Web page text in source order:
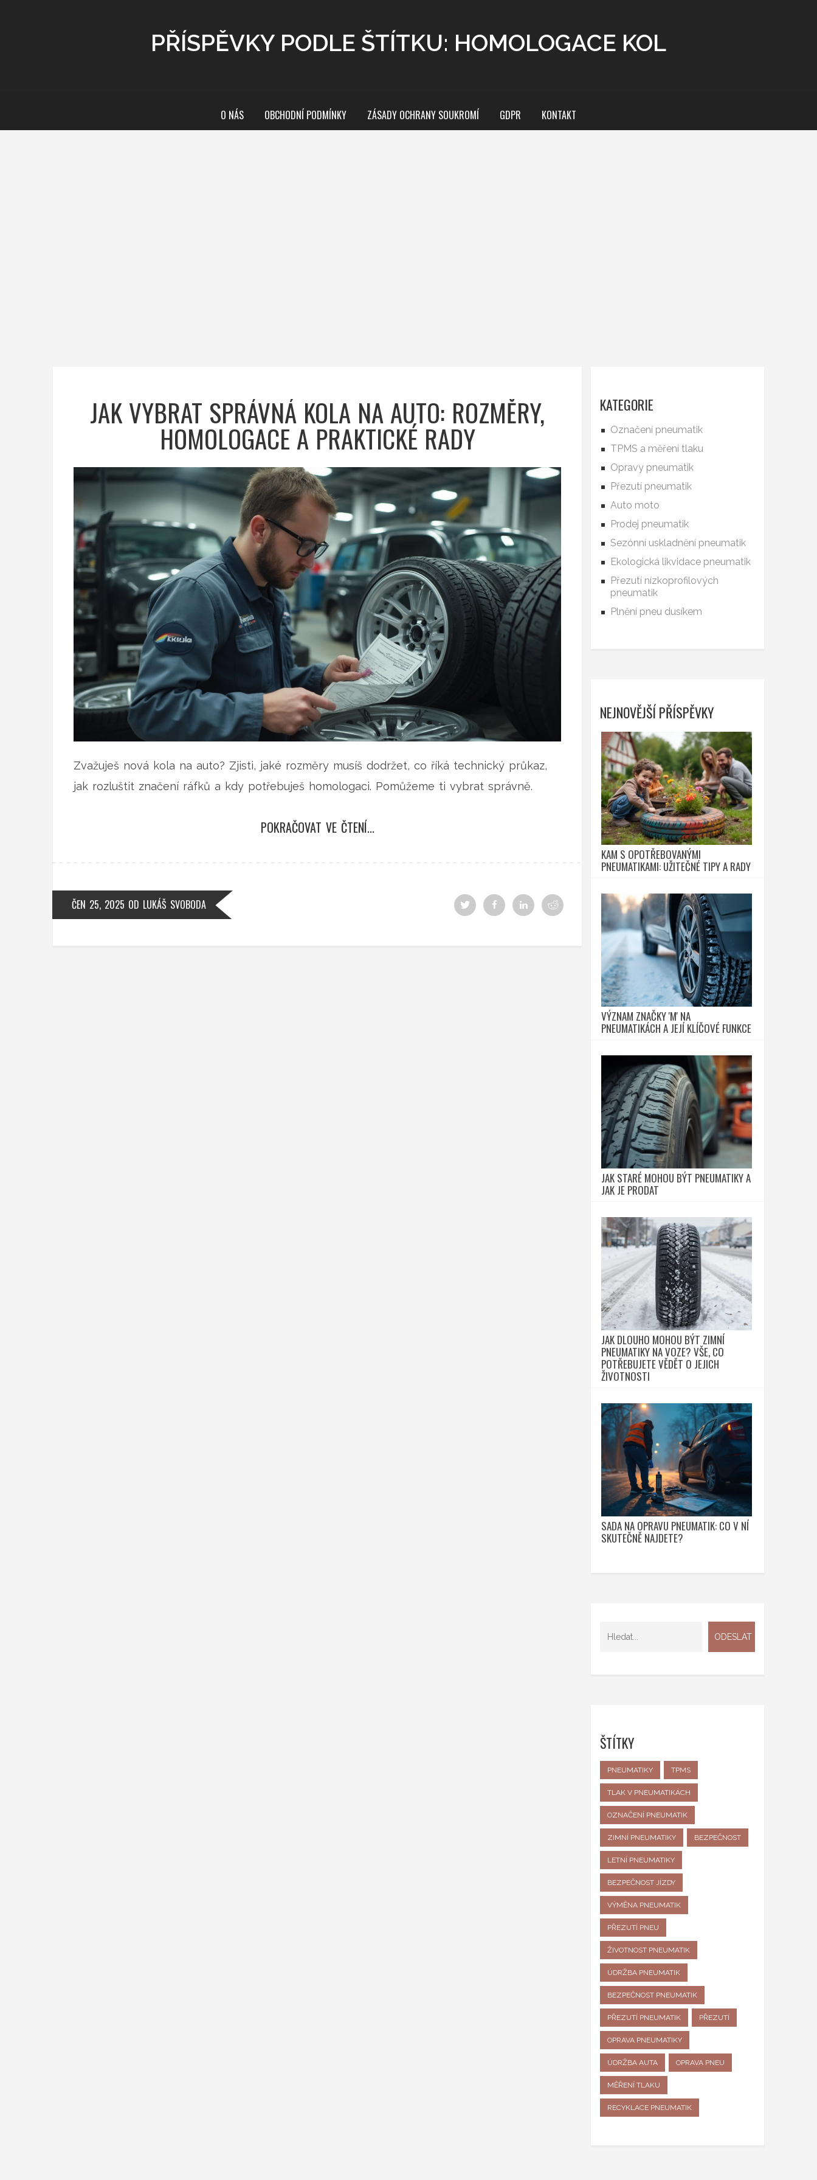
PŘÍSPĚVKY PODLE ŠTÍTKU: HOMOLOGACE KOL
O NÁS OBCHODNÍ PODMÍNKY ZÁSADY OCHRANY SOUKROMÍ GDPR KONTAKT
JAK VYBRAT SPRÁVNÁ KOLA NA AUTO: ROZMĚRY,
HOMOLOGACE A PRAKTICKÉ RADY
Zvažuješ nová kola na auto? Zjisti, jaké rozměry musíš dodržet, co říká technický průkaz,
jak rozluštit značení ráfků a kdy potřebuješ homologaci. Pomůžeme ti vybrat správně.
POKRAČOVAT VE ČTENÍ...
ČEN 25, 2025 OD LUKÁŠ SVOBODA
KATEGORIE
Označení pneumatik
TPMS a měření tlaku
Opravy pneumatik
Přezutí pneumatik
Auto moto
Prodej pneumatik
Sezónní uskladnění pneumatik
Ekologická likvidace pneumatik
Přezutí nízkoprofilových
pneumatik
Plnění pneu dusíkem
NEJNOVĚJŠÍ PŘÍSPĚVKY
KAM S OPOTŘEBOVANÝMI
PNEUMATIKAMI: UŽITEČNÉ TIPY A RADY
VÝZNAM ZNAČKY 'M' NA
PNEUMATIKÁCH A JEJÍ KLÍČOVÉ FUNKCE
JAK STARÉ MOHOU BÝT PNEUMATIKY A
JAK JE PRODAT
JAK DLOUHO MOHOU BÝT ZIMNÍ
PNEUMATIKY NA VOZE? VŠE, CO
POTŘEBUJETE VĚDĚT O JEJICH
ŽIVOTNOSTI
SADA NA OPRAVU PNEUMATIK: CO V NÍ
SKUTEČNĚ NAJDETE?
ŠTÍTKY
PNEUMATIKY TPMS
TLAK V PNEUMATIKÁCH
OZNAČENÍ PNEUMATIK
ZIMNÍ PNEUMATIKY BEZPEČNOST
LETNÍ PNEUMATIKY
BEZPEČNOST JÍZDY
VÝMĚNA PNEUMATIK
PŘEZUTÍ PNEU
ŽIVOTNOST PNEUMATIK
ÚDRŽBA PNEUMATIK
BEZPEČNOST PNEUMATIK
PŘEZUTÍ PNEUMATIK PŘEZUTÍ
OPRAVA PNEUMATIKY
ÚDRŽBA AUTA OPRAVA PNEU
MĚŘENÍ TLAKU
RECYKLACE PNEUMATIK